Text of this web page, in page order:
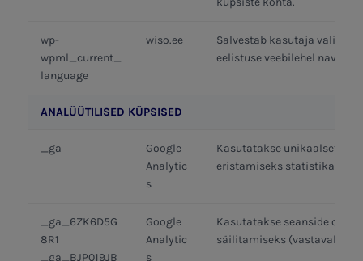
wp-
wpml_current_
language
wiso.ee
Salvestab kasutaja valitud
eelistuse veebilehel
ANALÜÜTILISED KÜPSISED
_ga
Google
Analytic
s
Kasutatakse unikaalsete
eristamiseks statistika
_ga_6ZK6D5G
8R1
_ga_BJP019JB
Google
Analytic
s
Kasutatakse seanside oleku
säilitamiseks (vastavalt